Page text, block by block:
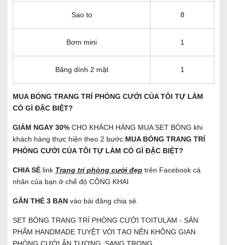
Sao to 8
Bơm mini 1
Băng dính 2 mặt 1
MUA BÓNG TRANG TRÍ PHÒNG CƯỚI CỦA TÔI TỰ LÀM
CÓ GÌ ĐẶC BIỆT?
GIẢM NGAY 30% CHO KHÁCH HÀNG MUA SET BÓNG khi
khách hàng thực hiện theo 2 bước:MUA BÓNG TRANG TRÍ
PHÒNG CƯỚI CỦA TÔI TỰ LÀM CÓ GÌ ĐẶC BIỆT?
CHIA SẺ link Trang trí phòng cưới đẹp trên Facebook cá
nhân của bạn ở chế độ CÔNG KHAI
GẮN THẺ 3 BẠN vào bài đăng chia sẻ.
SET BÓNG TRANG TRÍ PHÒNG CƯỚI TOITULAM - SẢN
PHẨM HANDMADE TUYỆT VỜI TẠO NÊN KHÔNG GIAN
PHÒNG CƯỚI ẤN TƯỢNG, SANG TRỌNG